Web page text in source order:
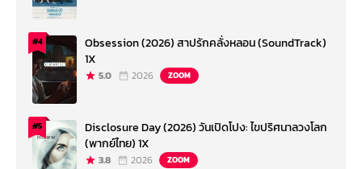
#4
Obsession (2026) สาปรักคลั่งหลอน (SoundTrack)
1X
5.0 2026 ZOOM
#5
Disclosure Day (2026) วันเปิดโปง: ไขปริศนาลวงโลก
(พากย์ไทย) 1X
3.8 2026 ZOOM